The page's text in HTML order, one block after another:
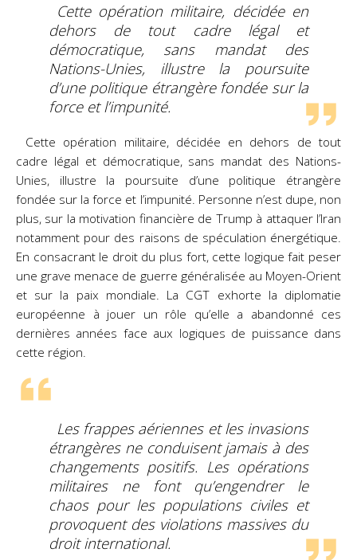
Cette opération militaire, décidée en
dehors de tout cadre légal et
démocratique, sans mandat des
Nations-Unies, illustre la poursuite
d’une politique étrangère fondée sur la
force et l’impunité.
Cette opération militaire, décidée en dehors de tout
cadre légal et démocratique, sans mandat des Nations-
Unies, illustre la poursuite d’une politique étrangère
fondée sur la force et l’impunité. Personne n’est dupe, non
plus, sur la motivation financière de Trump à attaquer l’Iran
notamment pour des raisons de spéculation énergétique.
En consacrant le droit du plus fort, cette logique fait peser
une grave menace de guerre généralisée au Moyen-Orient
et sur la paix mondiale. La CGT exhorte la diplomatie
européenne à jouer un rôle qu’elle a abandonné ces
dernières années face aux logiques de puissance dans
cette région.
Les frappes aériennes et les invasions
étrangères ne conduisent jamais à des
changements positifs. Les opérations
militaires ne font qu’engendrer le
chaos pour les populations civiles et
provoquent des violations massives du
droit international.